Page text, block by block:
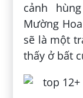
cảnh
Mường
sẽ là một
thấy ở bất